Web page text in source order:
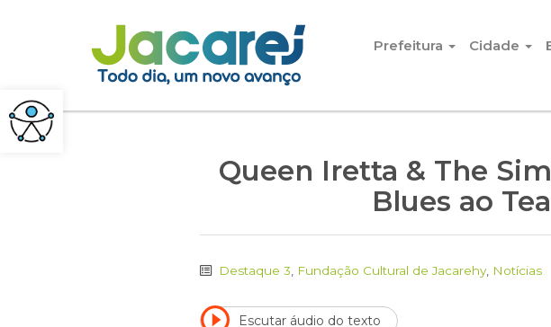
Pular para o conteúdo
Prefeitura
Cidade
Queen Iretta & The
Blues ao
Destaque 3 Fundação Cultural de Jacarehy Notícias
Escutar áudio do texto